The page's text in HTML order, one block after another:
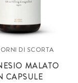
DI SCORTA
MALATO
CAPSULE